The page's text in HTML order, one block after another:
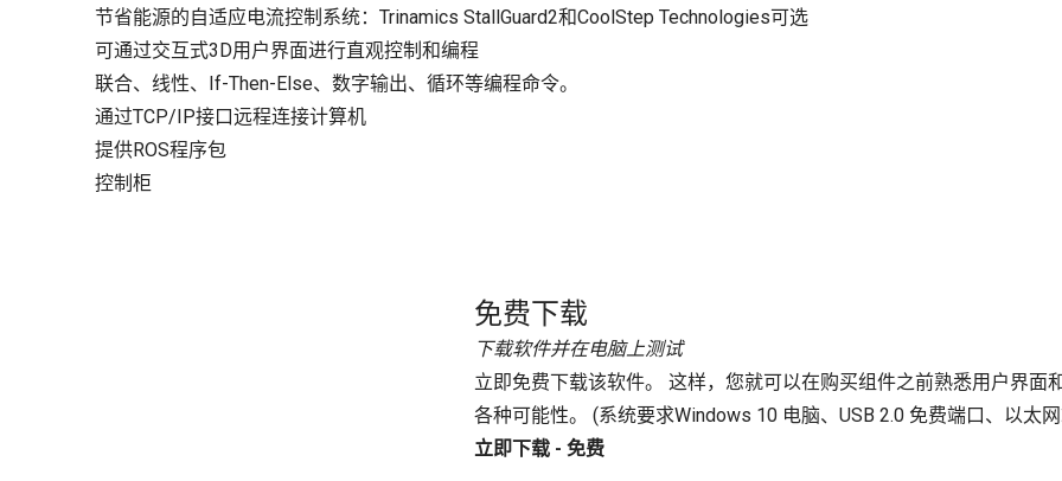
节省能源的自适应电流控制系统：Trinamics StallGuard2和CoolStep Technologies可选
可通过交互式3D用户界面进行直观控制和编程
联合、线性、If-Then-Else、数字输出、循环等编程命令。
通过TCP/IP接口远程连接计算机
提供ROS程序包
控制柜
免费下载
下载软件并在电脑上测试
立即免费下载该软件。 这样，您就可以在购买组件之前熟悉用户界
各种可能性。 (系统要求Windows 10 电脑、USB 2.0 免费端口、以太
立即下载 - 免费